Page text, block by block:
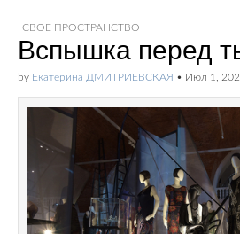
Газета о
СВОЕ ПРОСТРАНСТВО
Вспышка перед
by Екатерина ДМИТРИЕВСКАЯ • Июл 1,